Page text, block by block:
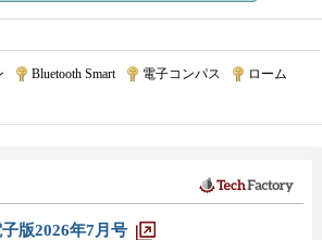
Bluetooth Smart| 電子コンパス ローム
版2026年7月号